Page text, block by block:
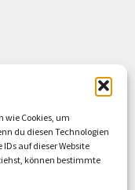
wie Cookies, um
du diesen Technologien
auf dieser Website
können bestimmte